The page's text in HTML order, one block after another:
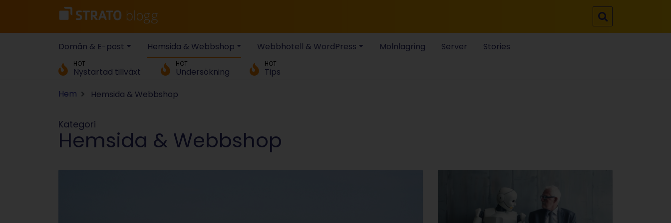
Domän & E-post Hemsida & Webbshop Webbhotell & WordPress Molnlagring Server Stories
HOT
Nystartad tillväxt
HOT
Undersökning
HOT
Tips
Hem
Hemsida & Webbshop
Kategori
Hemsida & Webbshop